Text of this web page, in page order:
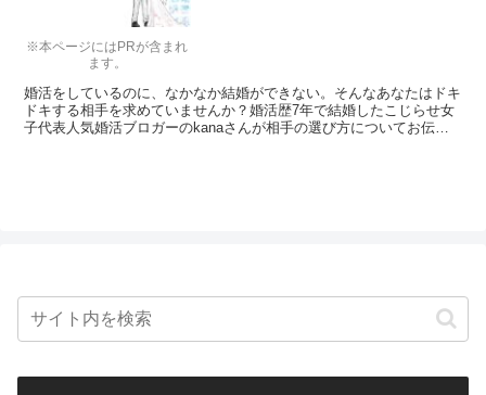
※本ページにはPRが含まれ
ます。
婚活をしているのに、なかなか結婚ができない。そんなあなたはドキ
ドキする相手を求めていませんか？婚活歴7年で結婚したこじらせ女
子代表人気婚活ブロガーのkanaさんが相手の選び方についてお伝え